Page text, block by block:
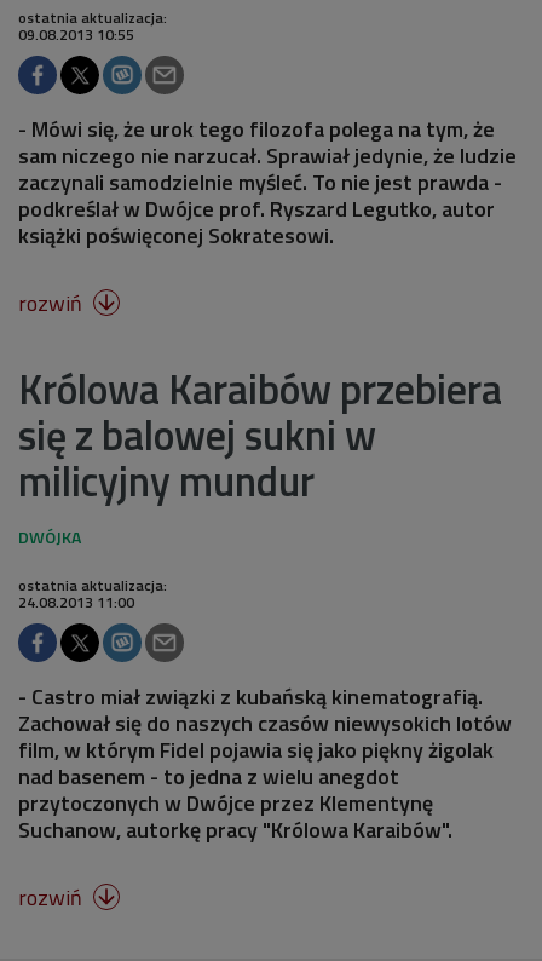
ostatnia aktualizacja:
09.08.2013 10:55
- Mówi się, że urok tego filozofa polega na tym, że
sam niczego nie narzucał. Sprawiał jedynie, że ludzie
zaczynali samodzielnie myśleć. To nie jest prawda -
podkreślał w Dwójce prof. Ryszard Legutko, autor
książki poświęconej Sokratesowi.
rozwiń 
Królowa Karaibów przebiera
się z balowej sukni w
milicyjny mundur
ostatnia aktualizacja:
24.08.2013 11:00
- Castro miał związki z kubańską kinematografią.
Zachował się do naszych czasów niewysokich lotów
film, w którym Fidel pojawia się jako piękny żigolak
nad basenem - to jedna z wielu anegdot
przytoczonych w Dwójce przez Klementynę
Suchanow, autorkę pracy "Królowa Karaibów".
rozwiń 